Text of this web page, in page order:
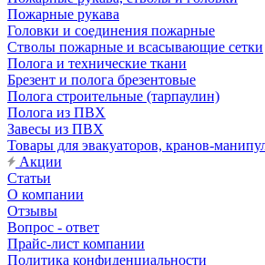
Пожарные рукава
Головки и соединения пожарные
Стволы пожарные и всасывающие сетки
Полога и технические ткани
Брезент и полога брезентовые
Полога строительные (тарпаулин)
Полога из ПВХ
Завесы из ПВХ
Товары для эвакуаторов, кранов-
Акции
Статьи
О компании
Отзывы
Вопрос - ответ
Прайс-лист компании
Политика конфиденциальности